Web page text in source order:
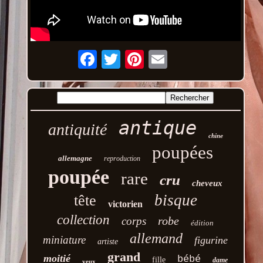
Email
antiquité antique chine
allemagne reproduction poupées
poupée rare cru cheveux
tête victorien bisque
collection corps robe édition
miniature artiste allemand
figurine
moitié
yeux grand fille bébé dame